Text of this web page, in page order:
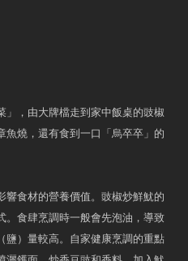
」，由大牌檔走到家中飯桌的豉椒
魚燒，還有食到一口「烏卒卒」的
響食材的營養價值。豉椒炒鮮魷的
。食肆烹調時一般會先泡油，導致
鹽）量較高。自家健康烹調的重點